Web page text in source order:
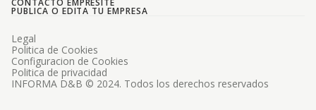
CONTACTO EMPRESITE
PUBLICA O EDITA TU EMPRESA
INFORMA D&B © 2024. Todos los derechos reservados
Legal
Politica de Cookies
Configuracion de Cookies
Politica de privacidad